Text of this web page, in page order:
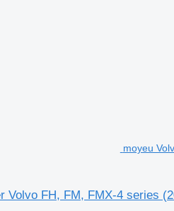
moyeu
Volvo FH, FM, FMX-4 series